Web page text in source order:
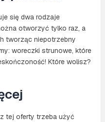
się dwa rodzaje
otworzyć tylko raz, a
tworząc niepotrzebny
woreczki strunowe, które
Które wolisz?
tej oferty trzeba użyć